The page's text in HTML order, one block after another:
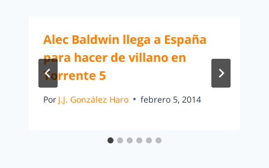
Alec Baldwin llega a España
para hacer de villano en
Torrente 5
Por J.J. González Haro febrero 5, 2014